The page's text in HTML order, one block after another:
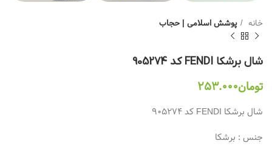
خانه پوشش اسلامی | حجاب
شال برشکا FENDI کد 905274
تومان۲۵۳.۰۰۰
شال برشکا FENDI کد 905274
جنس : برشکا